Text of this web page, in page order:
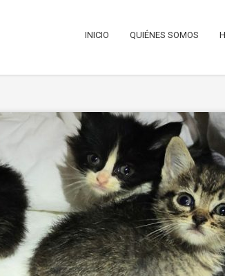
INICIO QUIÉNES SOMOS